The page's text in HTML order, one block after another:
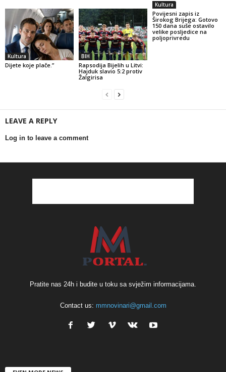
Kultura
Dijete koje plače.”
BIH
Rapsodija Bijelih u Litvi:
Hajduk slavio 5:2 protiv
Žalgirisa
Kultura
Povijesni zapis iz
Širokog Brijega: Gotovo
150 dana suše ostavilo
velike posljedice na
poljoprivredu
LEAVE A REPLY
Log in to leave a comment
Pratite nas 24h i budite u toku sa svježim informacijama.
Contact us: mmnovinari@gmail.com